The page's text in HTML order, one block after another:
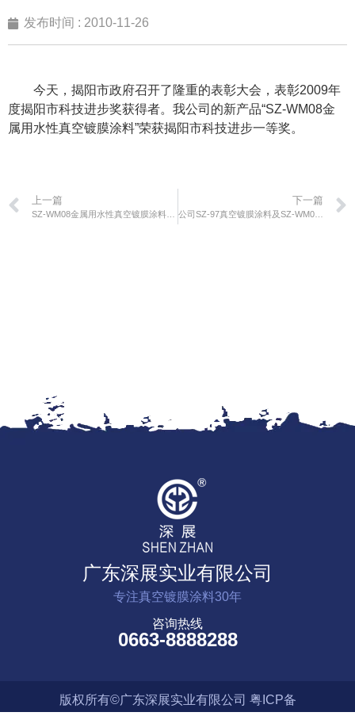
发布时间 : 2010-11-26
今天，揭阳市政府召开了隆重的表彰大会，表彰2009年
度揭阳市科技进步奖获得者。我公司的新产品“SZ-WM08金
属用水性真空镀膜涂料”荣获揭阳市科技进步一等奖。
上一篇 下一篇
公司SZ-97真空镀膜涂料及SZ-WM08金属用水性真空镀膜涂料被认定为省高新技术产品
广东深展实业有限公司
专注真空镀膜涂料30年
咨询热线
0663-8888288
版权所有©广东深展实业有限公司 粤ICP备